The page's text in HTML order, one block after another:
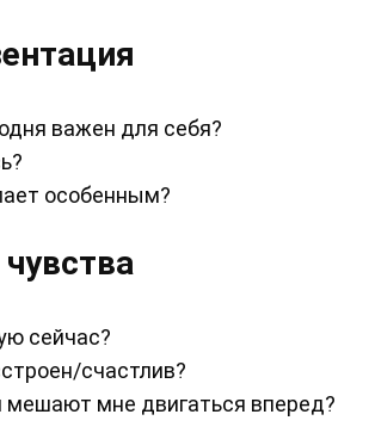
важен для себя?
особенным?
сейчас?
счастлив?
мешают мне двигаться вперед?